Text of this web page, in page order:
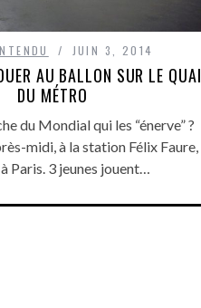
JUIN 3, 2014
AU BALLON SUR LE QUAI
DU MÉTRO
du Mondial qui les “énerve” ?
midi, à la station Félix Faure,
Paris. 3 jeunes jouent…